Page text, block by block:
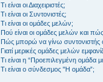
Τι είναι οι Διαχειριστές;
Τι είναι οι Συντονιστές;
Τι είναι οι ομάδες μελών;
Πού είναι οι ομάδες μελών και
Πώς μπορώ να γίνω συντονιστής
Γιατί μερικές ομάδες μελών
Τι είναι η “Προεπιλεγμένη ομάδα
Τι είναι ο σύνδεσμος "Η ομάδα”;